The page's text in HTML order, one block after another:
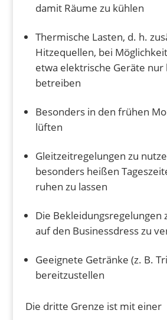
damit Räume zu kühlen
Thermische Lasten, d. h.
Hitzequellen, bei
etwa elektrische Geräte nur
betreiben
Besonders in den frühen
lüften
Gleitzeitregelungen zu
besonders heißen
ruhen zu lassen
Die Bekleidungsregelungen
auf den Businessdress zu
Geeignete Getränke (z. B.
bereitzustellen
Die dritte Grenze ist mit einer